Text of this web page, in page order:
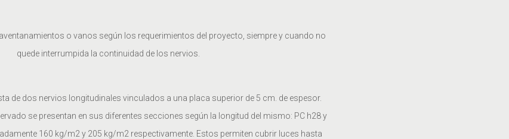
o vanos según los requerimientos del proyecto, siempre y cuando no
quede interrumpida la continuidad de los nervios.
de dos nervios longitudinales vinculados a una placa superior de 5 cm. de espesor.
se presentan en sus diferentes secciones según la longitud del mismo: PC h28 y
160 kg/m2 y 205 kg/m2 respectivamente. Estos permiten cubrir luces hasta